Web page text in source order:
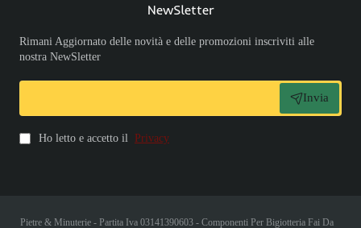
NewSletter
Rimani Aggiornato delle novità e delle promozioni inscriviti alle
nostra NewSletter
Invia
Ho letto e accetto il Privacy
Pietre & Minuterie - Partita Iva 03141390603 - Componenti Per Bigiotteria Fai Da